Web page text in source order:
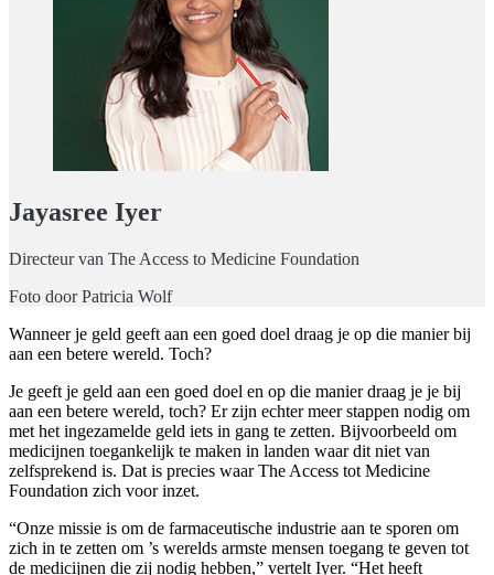
Jayasree Iyer
Directeur van The Access to Medicine Foundation
Foto door Patricia Wolf
Wanneer je geld geeft aan een goed doel draag je op die manier bij
aan een betere wereld. Toch?
Je geeft je geld aan een goed doel en op die manier draag je je bij
aan een betere wereld, toch? Er zijn echter meer stappen nodig om
met het ingezamelde geld iets in gang te zetten. Bijvoorbeeld om
medicijnen toegankelijk te maken in landen waar dit niet van
zelfsprekend is. Dat is precies waar The Access tot Medicine
Foundation zich voor inzet.
“Onze missie is om de farmaceutische industrie aan te sporen om
zich in te zetten om ’s werelds armste mensen toegang te geven tot
de medicijnen die zij nodig hebben,” vertelt Iyer. “Het heeft